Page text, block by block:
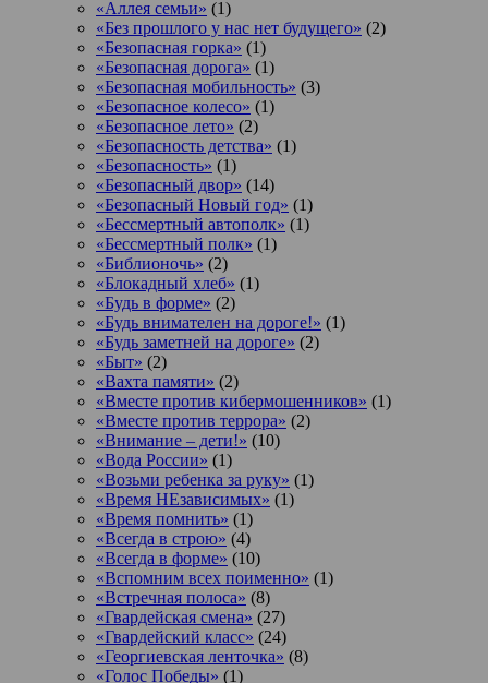
«Аллея семьи» (1)
«Без прошлого у нас нет будущего» (2)
«Безопасная горка» (1)
«Безопасная дорога» (1)
«Безопасная мобильность» (3)
«Безопасное колесо» (1)
«Безопасное лето» (2)
«Безопасность детства» (1)
«Безопасность» (1)
«Безопасный двор» (14)
«Безопасный Новый год» (1)
«Бессмертный автополк» (1)
«Бессмертный полк» (1)
«Библионочь» (2)
«Блокадный хлеб» (1)
«Будь в форме» (2)
«Будь внимателен на дороге!» (1)
«Будь заметней на дороге» (2)
«Быт» (2)
«Вахта памяти» (2)
«Вместе против кибермошенников» (1)
«Вместе против террора» (2)
«Внимание – дети!» (10)
«Вода России» (1)
«Возьми ребенка за руку» (1)
«Время НЕзависимых» (1)
«Время помнить» (1)
«Всегда в строю» (4)
«Всегда в форме» (10)
«Вспомним всех поименно» (1)
«Встречная полоса» (8)
«Гвардейская смена» (27)
«Гвардейский класс» (24)
«Георгиевская ленточка» (8)
«Голос Победы» (1)